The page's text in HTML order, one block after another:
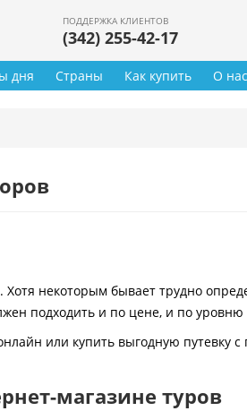
ПОДДЕРЖКА КЛИЕНТОВ
(342) 255-42-17
дня Страны Как купить О нас
некоторым бывает трудно
подходить и по цене, и по уровню
или купить выгодную путевку
магазине туров